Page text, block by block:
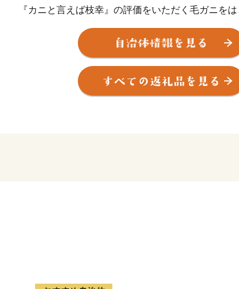
『カニと言えば枝幸』の評価をいただく毛ガニを
鮭などの海の幸、はちみつや山菜などの山の幸に恵
また、カニの町枝幸が作った毛がにの食べ方講座『
テキスト、動画でご用意しています。枝幸町ホーム